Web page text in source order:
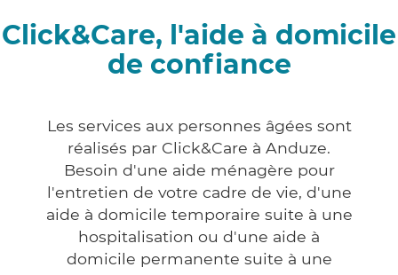
Click&Care, l'aide à domicile
de confiance
Les services aux personnes âgées sont
réalisés par Click&Care à Anduze.
Besoin d'une aide ménagère pour
l'entretien de votre cadre de vie, d'une
aide à domicile temporaire suite à une
hospitalisation ou d'une aide à
domicile permanente suite à une